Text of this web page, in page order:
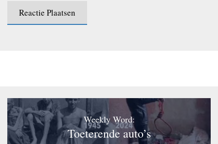
Weekly Word:
Toeterende auto’s